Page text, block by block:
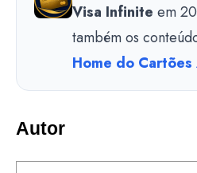
Visa Infinite em
também os
Home do Cartões
Autor